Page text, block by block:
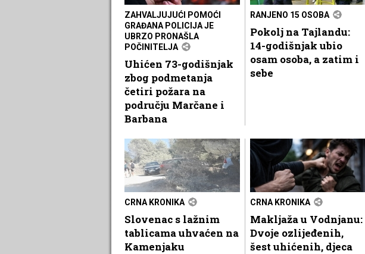
ZAHVALJUJUĆI POMOĆI
GRAĐANA POLICIJA JE
UBRZO PRONAŠLA
POČINITELJA
Uhićen 73-godišnjak
zbog podmetanja
četiri požara na
području Marčane i
Barbana
RANJENO 15 OSOBA
Pokolj na Tajlandu:
14-godišnjak ubio
osam osoba, a zatim i
sebe
CRNA KRONIKA
Slovenac s lažnim
tablicama uhvaćen na
Kamenjaku
CRNA KRONIKA
Makljaža u Vodnjanu:
Dvoje ozlijeđenih,
šest uhićenih, djeca